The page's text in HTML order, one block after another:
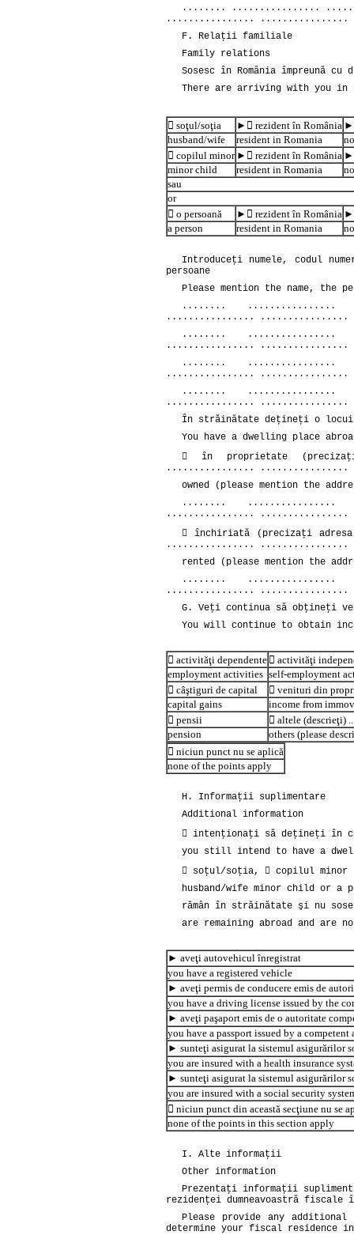
........ ................
................
F. Relaţii familiale
Family relations
Sosesc în România împreună
There are arriving with you in
 soţul/soţia ► rezident în România
husband/wife
resident in Romania
 copilul minor ► rezident în România
minor child
resident in Romania
sau
or
 o persoană
► rezident în România
a person
resident in Romania
Introduceţi numele, codul
persoane
Please mention the name, the
........ ................
................
........ ................
................
........ ................
................
........ ................
................
În străinătate deţineţi o
You have a dwelling place
 în proprietate
................
owned (please mention the
........ ................
................
 închiriată (precizaţi
................ ................
rented (please mention the
........ ................
................
G. Veţi continua să obţineţi
You will continue to obtain
 activităţi dependente  activităţi
employment activities self-employment
 câştiguri de capital
 venituri din
capital gains
income from
 pensii
 altele (descrieţi)
pension
others (please
 niciun punct nu se aplică
none of the points apply
H. Informaţii suplimentare
Additional information
 intenţionaţi să deţineţi în
you still intend to have a
 soţul/soţia,  copilul minor
husband/wife minor child or a
rămân în străinătate şi nu
are remaining abroad and are
► aveţi autovehicul înregistrat
you have a registered vehicle
► aveţi permis de conducere emis de
you have a driving license issued by the
► aveţi paşaport emis de o autoritate
you have a passport issued by a
► sunteţi asigurat la sistemul asigurărilor
you are insured with a health insurance
► sunteţi asigurat la sistemul asigurărilor
you are insured with a social security
 niciun punct din această secţiune nu se
none of the points in this section apply
I. Alte informaţii
Other information
Prezentaţi informaţii
rezidenţei dumneavoastră fiscale
Please provide any
determine your fiscal residence in